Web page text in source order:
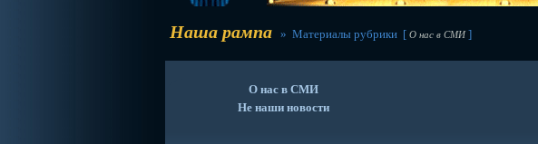
Наша рампа » Материалы рубрики [ О нас в СМИ]
О нас в СМИ
Не наши новости